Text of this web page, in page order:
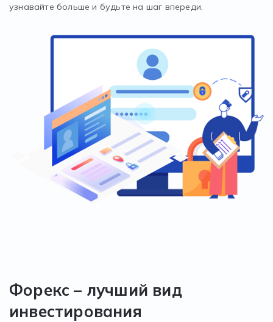
узнавайте больше и будьте на шаг впереди.
Форекс – лучший вид
инвестирования